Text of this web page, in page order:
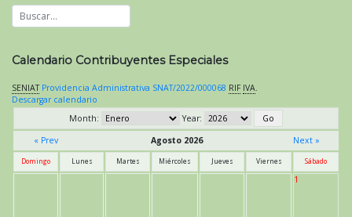
Calendario Contribuyentes Especiales
SENIAT Providencia Administrativa SNAT/2022/000068 RIF IVA
Descargar calendario
Month:
Year:
« Prev
Agosto 2026 Next »
Domingo Lunes Martes Miércoles Jueves Viernes Sábado
1